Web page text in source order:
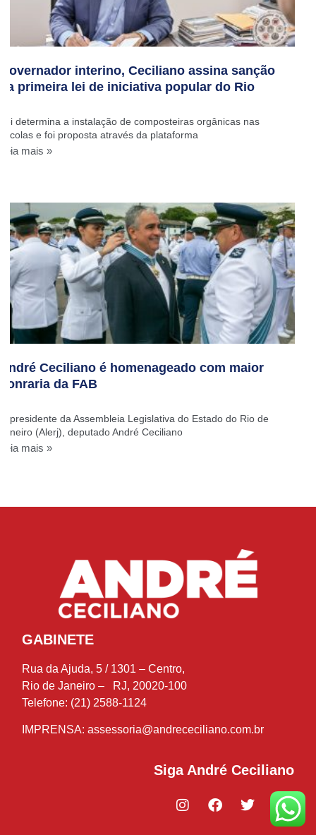
Governador interino, Ceciliano assina sanção
da primeira lei de iniciativa popular do Rio
Lei determina a instalação de composteiras orgânicas nas
escolas e foi proposta através da plataforma
Leia mais »
André Ceciliano é homenageado com maior
honraria da FAB
O presidente da Assembleia Legislativa do Estado do Rio de
Janeiro (Alerj), deputado André Ceciliano
Leia mais »
GABINETE
Rua da Ajuda, 5 / 1301 – Centro,
Rio de Janeiro – RJ, 20020-100
Telefone: (21) 2588-1124
IMPRENSA: assessoria@andrececiliano.com.br
Siga André Ceciliano